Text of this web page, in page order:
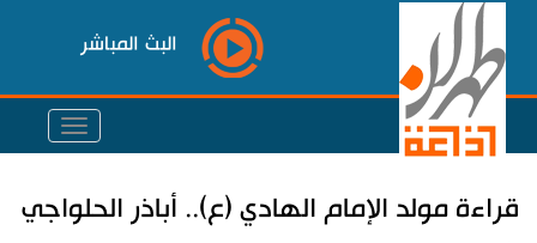
البث المباشر
قراءة مولد الإمام الهادي (ع).. أباذر الحلواجي